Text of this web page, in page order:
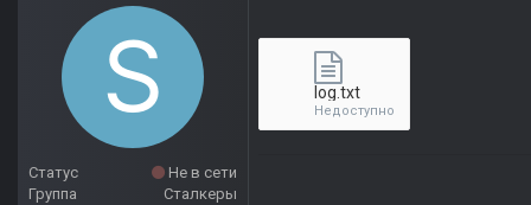
Статус
Не в сети
Группа
Сталкеры
log.txt
Недоступно